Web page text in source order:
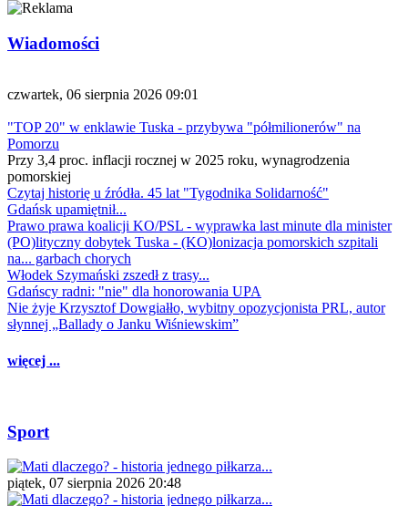
Wiadomości
czwartek, 06 sierpnia 2026 09:01
"TOP 20" w enklawie Tuska - przybywa "półmilionerów" na
Pomorzu
Przy 3,4 proc. inflacji rocznej w 2025 roku, wynagrodzenia
pomorskiej
Czytaj historię u źródła. 45 lat "Tygodnika Solidarność"
Gdańsk upamiętnił...
Prawo prawa koalicji KO/PSL - wyprawka last minute dla minister
(PO)lityczny dobytek Tuska - (KO)lonizacja pomorskich szpitali
na... garbach chorych
Włodek Szymański zszedł z trasy...
Gdańscy radni: "nie" dla honorowania UPA
Nie żyje Krzysztof Dowgiałło, wybitny opozycjonista PRL, autor
słynnej „Ballady o Janku Wiśniewskim”
więcej ...
Sport
piątek, 07 sierpnia 2026 20:48